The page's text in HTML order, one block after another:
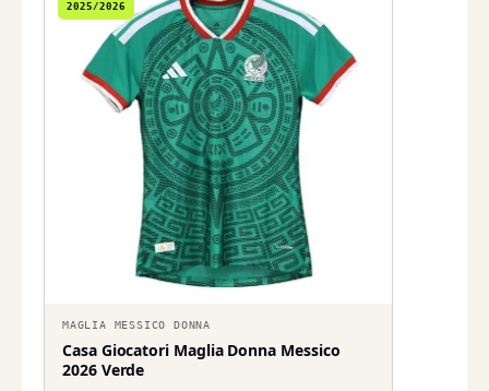
2025/2026
MAGLIA MESSICO DONNA
Casa Giocatori Maglia Donna Messico
2026 Verde